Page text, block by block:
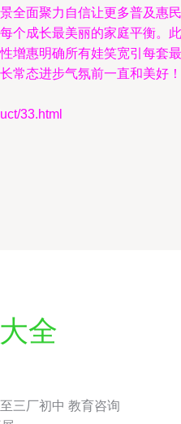
全面聚力自信让更多普及惠民
个成长最美丽的家庭平衡。此
增惠明确所有娃笑宽引每套最
常态进步气氛前一直和美好！
33.html
全